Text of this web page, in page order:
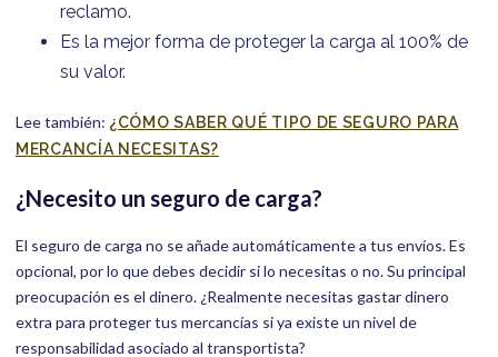
reclamo.
Es la mejor forma de proteger la carga al 100% de
su valor.
Lee también: ¿CÓMO SABER QUÉ TIPO DE SEGURO PARA
MERCANCÍA NECESITAS?
¿Necesito un seguro de carga?
El seguro de carga no se añade automáticamente a tus envíos. Es
opcional, por lo que debes decidir si lo necesitas o no. Su principal
preocupación es el dinero. ¿Realmente necesitas gastar dinero
extra para proteger tus mercancías si ya existe un nivel de
responsabilidad asociado al transportista?